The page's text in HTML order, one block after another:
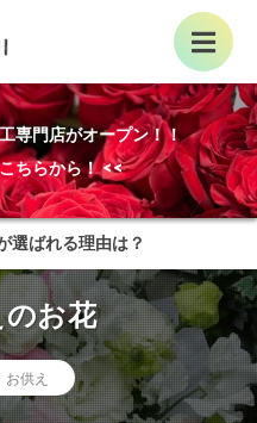
専門店がオープン！！
ちらから！ <<
選ばれる理由は？
お花
お供え